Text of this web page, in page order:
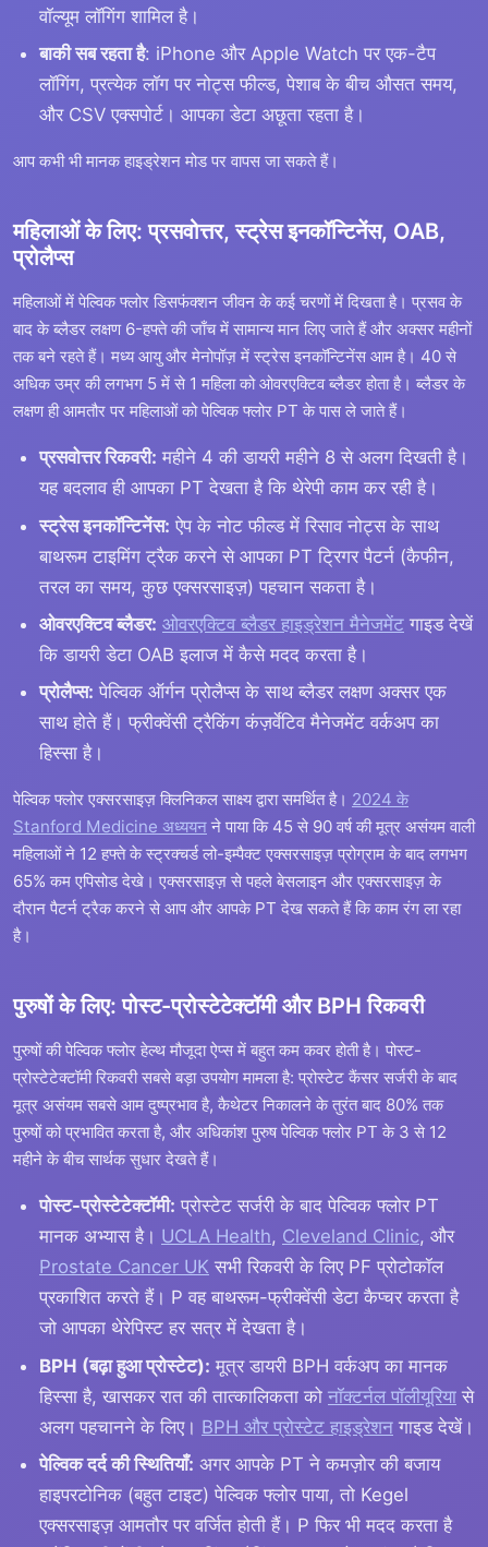
वॉल्यूम लॉगिंग शामिल है।
बाकी सब रहता है: iPhone और Apple Watch पर एक-टैप
लॉगिंग, प्रत्येक लॉग पर नोट्स फील्ड, पेशाब के बीच औसत समय,
और CSV एक्सपोर्ट। आपका डेटा अछूता रहता है।
आप कभी भी मानक हाइड्रेशन मोड पर वापस जा सकते हैं।
महिलाओं के लिए: प्रसवोत्तर, स्ट्रेस इनकॉन्टिनेंस, OAB,
प्रोलैप्स
महिलाओं में पेल्विक फ्लोर डिसफंक्शन जीवन के कई चरणों में दिखता है। प्रसव के
बाद के ब्लैडर लक्षण 6-हफ्ते की जाँच में सामान्य मान लिए जाते हैं और अक्सर महीनों
तक बने रहते हैं। मध्य आयु और मेनोपॉज़ में स्ट्रेस इनकॉन्टिनेंस आम है। 40 से
अधिक उम्र की लगभग 5 में से 1 महिला को ओवरएक्टिव ब्लैडर होता है। ब्लैडर के
लक्षण ही आमतौर पर महिलाओं को पेल्विक फ्लोर PT के पास ले जाते हैं।
प्रसवोत्तर रिकवरी: महीने 4 की डायरी महीने 8 से अलग दिखती है।
यह बदलाव ही आपका PT देखता है कि थेरेपी काम कर रही है।
स्ट्रेस इनकॉन्टिनेंस: ऐप के नोट फील्ड में रिसाव नोट्स के साथ
बाथरूम टाइमिंग ट्रैक करने से आपका PT ट्रिगर पैटर्न (कैफीन,
तरल का समय, कुछ एक्सरसाइज़) पहचान सकता है।
ओवरएक्टिव ब्लैडर: ओवरएक्टिव ब्लैडर हाइड्रेशन मैनेजमेंट गाइड देखें
कि डायरी डेटा OAB इलाज में कैसे मदद करता है।
प्रोलैप्स: पेल्विक ऑर्गन प्रोलैप्स के साथ ब्लैडर लक्षण अक्सर एक
साथ होते हैं। फ्रीक्वेंसी ट्रैकिंग कंज़र्वेटिव मैनेजमेंट वर्कअप का
हिस्सा है।
पेल्विक फ्लोर एक्सरसाइज़ क्लिनिकल साक्ष्य द्वारा समर्थित है। 2024 के
Stanford Medicine अध्ययन ने पाया कि 45 से 90 वर्ष की मूत्र असंयम वाली
महिलाओं ने 12 हफ्ते के स्ट्रक्चर्ड लो-इम्पैक्ट एक्सरसाइज़ प्रोग्राम के बाद लगभग
65% कम एपिसोड देखे। एक्सरसाइज़ से पहले बेसलाइन और एक्सरसाइज़ के
दौरान पैटर्न ट्रैक करने से आप और आपके PT देख सकते हैं कि काम रंग ला रहा
है।
पुरुषों के लिए: पोस्ट-प्रोस्टेटेक्टॉमी और BPH रिकवरी
पुरुषों की पेल्विक फ्लोर हेल्थ मौजूदा ऐप्स में बहुत कम कवर होती है। पोस्ट-
प्रोस्टेटेक्टॉमी रिकवरी सबसे बड़ा उपयोग मामला है: प्रोस्टेट कैंसर सर्जरी के बाद
मूत्र असंयम सबसे आम दुष्प्रभाव है, कैथेटर निकालने के तुरंत बाद 80% तक
पुरुषों को प्रभावित करता है, और अधिकांश पुरुष पेल्विक फ्लोर PT के 3 से 12
महीने के बीच सार्थक सुधार देखते हैं।
पोस्ट-प्रोस्टेटेक्टॉमी: प्रोस्टेट सर्जरी के बाद पेल्विक फ्लोर PT
मानक अभ्यास है। UCLA Health, Cleveland Clinic, और
Prostate Cancer UK सभी रिकवरी के लिए PF प्रोटोकॉल
प्रकाशित करते हैं। P वह बाथरूम-फ्रीक्वेंसी डेटा कैप्चर करता है
जो आपका थेरेपिस्ट हर सत्र में देखता है।
BPH (बढ़ा हुआ प्रोस्टेट): मूत्र डायरी BPH वर्कअप का मानक
हिस्सा है, खासकर रात की तात्कालिकता को नॉक्टर्नल पॉलीयूरिया से
अलग पहचानने के लिए। BPH और प्रोस्टेट हाइड्रेशन गाइड देखें।
पेल्विक दर्द की स्थितियाँ: अगर आपके PT ने कमज़ोर की बजाय
हाइपरटोनिक (बहुत टाइट) पेल्विक फ्लोर पाया, तो Kegel
एक्सरसाइज़ आमतौर पर वर्जित होती हैं। P फिर भी मदद करता है